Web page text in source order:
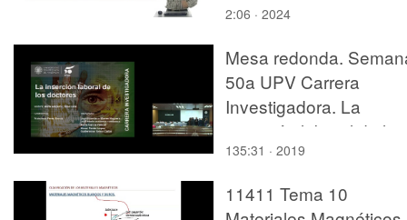
2:06 · 2024
Mesa redonda.
50a UPV Carrera
Investigadora. La
inserción laboral de los
doctores
135:31 · 2019
11411 Tema 10